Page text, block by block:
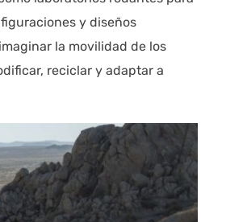
y diseños
la movilidad de los
reciclar y adaptar a